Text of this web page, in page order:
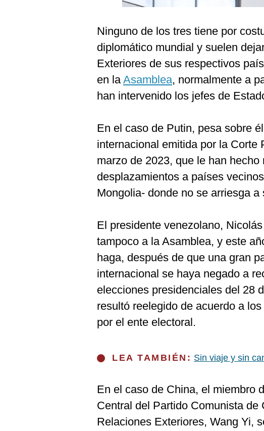
Ninguno de los tres tiene por
diplomático mundial y suelen
Exteriores de sus respectivos
en laAsamblea, normalmente a
han intervenido los jefes de
En el caso de Putin, pesa sobre
internacional emitida por la Corte
marzo de 2023, que le han hecho
desplazamientos a países
Mongolia- donde no se arriesga a
El presidente venezolano,
tampoco a la Asamblea, y este
haga, después de que una gran
internacional se haya negado a
elecciones presidenciales del 28
resultó reelegido de acuerdo a
por el ente electoral.
LEA TAMBIÉN: Sin viaje y sin
En el caso de China, el miembro
Central del Partido Comunista
Relaciones Exteriores, Wang Yi,